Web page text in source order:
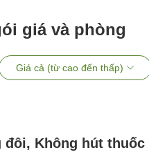
giá và phòng
Giá cả (từ cao đến thấp)
đôi, Không hút thuốc